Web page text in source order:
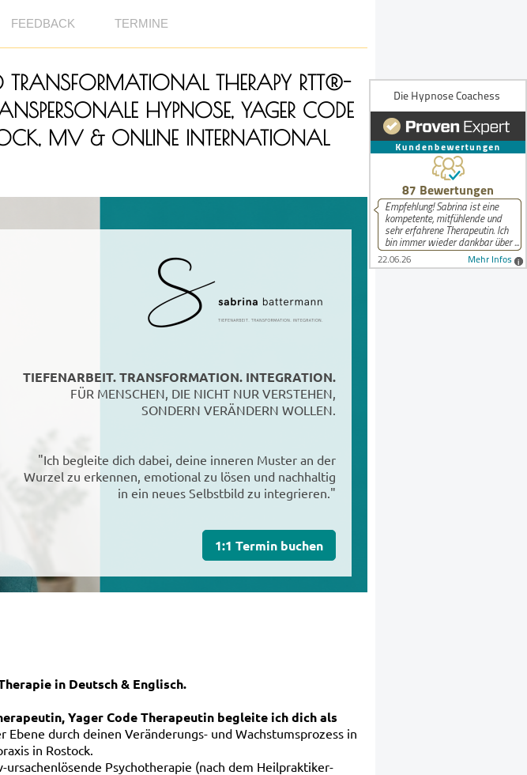
FEEDBACK TERMINE
TRANSFORMATIONAL THERAPY RTT®-
HYPNOSE, YAGER CODE
MV & ONLINE INTERNATIONAL
TIEFENARBEIT. TRANSFORMATION. INTEGRATION.
FÜR MENSCHEN, DIE NICHT NUR VERSTEHEN,
SONDERN VERÄNDERN WOLLEN.
"Ich begleite dich dabei, deine inneren Muster an der
Wurzel zu erkennen, emotional zu lösen und nachhaltig
in ein neues Selbstbild zu integrieren."
1:1 Termin buchen
in Deutsch & Englisch.
Yager Code Therapeutin begleite ich dich als
durch deinen Veränderungs- und Wachstumsprozess in
in Rostock.
Psychotherapie (nach dem Heilpraktiker-